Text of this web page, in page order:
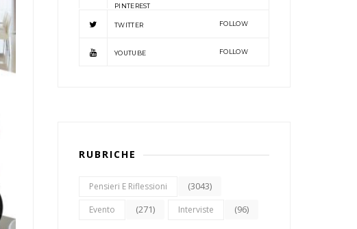
PINTEREST
TWITTER FOLLOW
YOUTUBE FOLLOW
RUBRICHE
Pensieri E Riflessioni (3043)
Evento (271) Interviste (96)